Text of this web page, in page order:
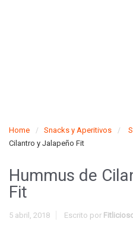
Home Snacks y Aperitivos
Cilantro y Jalapeño Fit
Hummus de
Fit
5 abril, 2018 Escrito por